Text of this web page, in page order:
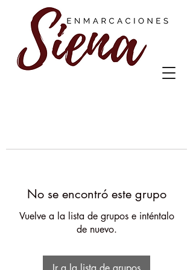
No se encontró este grupo
Vuelve a la lista de grupos e inténtalo
de nuevo.